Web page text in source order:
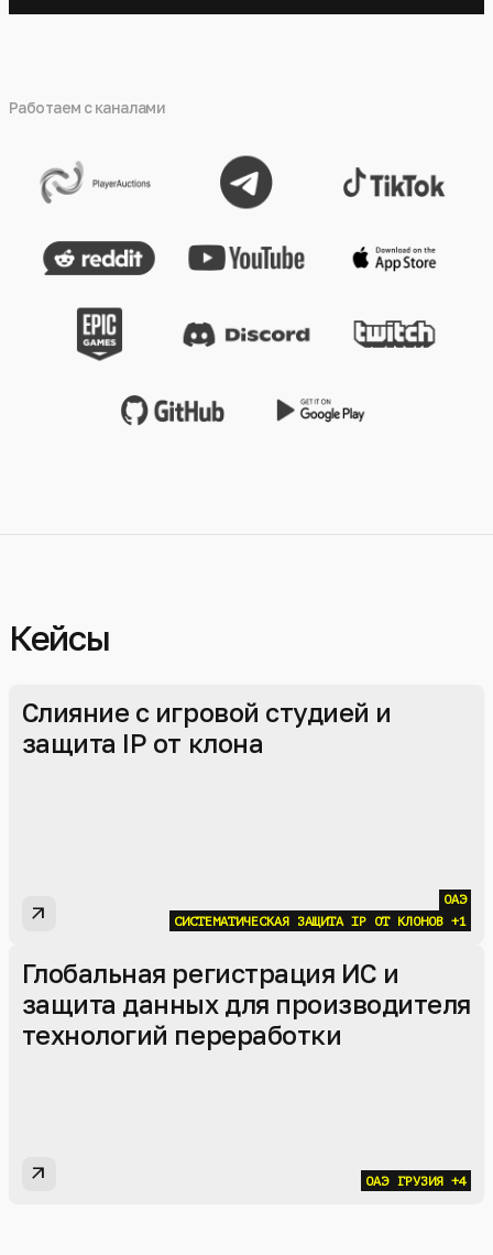
Работаем с каналами
Кейсы
Слияние с игровой студией и
защита IP от клона
arrow_outward
ОАЭ
СИСТЕМАТИЧЕСКАЯ ЗАЩИТА IP ОТ КЛОНОВ
+1
Глобальная регистрация ИС и
защита данных для производителя
технологий переработки
arrow_outward ОАЭ ГРУЗИЯ +4